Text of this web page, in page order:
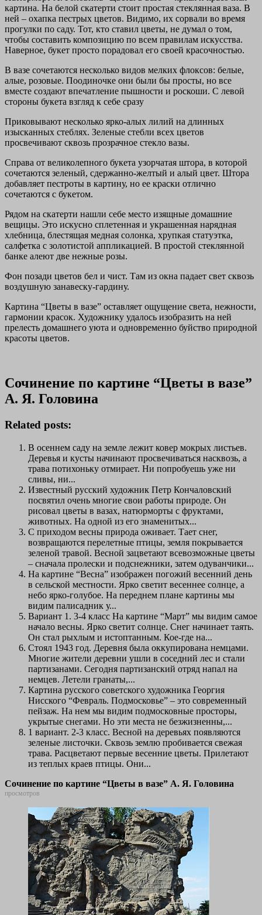
картина. На белой скатерти стоит простая стеклянная ваза. В
ней – охапка пестрых цветов. Видимо, их сорвали во время
прогулки по саду. Тот, кто ставил цветы, не думал о том,
чтобы составить композицию по всем правилам искусства.
Наверное, букет просто порадовал его своей красочностью.
В вазе сочетаются несколько видов мелких флоксов: белые,
алые, розовые. Поодиночке они были бы просты, но все
вместе создают впечатление пышности и роскоши. С левой
стороны букета взгляд к себе сразу
Приковывают несколько ярко-алых лилий на длинных
изысканных стеблях. Зеленые стебли всех цветов
просвечивают сквозь прозрачное стекло вазы.
Справа от великолепного букета узорчатая штора, в которой
сочетаются зеленый, сдержанно-желтый и алый цвет. Штора
добавляет пестроты в картину, но ее краски отлично
сочетаются с букетом.
Рядом на скатерти нашли себе место изящные домашние
вещицы. Это искусно сплетенная и украшенная нарядная
хлебница, блестящая медная солонка, хрупкая статуэтка,
салфетка с золотистой аппликацией. В простой стеклянной
банке алеют две нежные розы.
Фон позади цветов бел и чист. Там из окна падает свет сквозь
воздушную занавеску-гардину.
Картина “Цветы в вазе” оставляет ощущение света, нежности,
гармонии красок. Художнику удалось изобразить на ней
прелесть домашнего уюта и одновременно буйство природной
красоты цветов.
Сочинение по картине “Цветы в вазе”
А. Я. Головина
Related posts:
В осеннем саду на земле лежит ковер мокрых листьев.
Деревья и кусты начинают просвечиваться насквозь, а
трава потихоньку отмирает. Ни попробуешь уже ни
сливы, ни...
Известный русский художник Петр Кончаловский
посвятил очень многие свои работы природе. Он
рисовал цветы в вазах, натюрморты с фруктами,
животных. На одной из его знаменитых...
С приходом весны природа оживает. Тает снег,
возвращаются перелетные птицы, земля покрывается
зеленой травой. Весной зацветают всевозможные цветы
– сначала пролески и подснежники, затем одуванчики...
На картине “Весна” изображен погожий весенний день
в сельской местности. Ярко светит весеннее солнце, а
небо ярко-голубое. На переднем плане картины мы
видим палисадник у...
Вариант 1. 3-4 класс На картине “Март” мы видим самое
начало весны. Ярко светит солнце. Снег начинает таять.
Он стал рыхлым и истоптанным. Кое-где на...
Стоял 1943 год. Деревня была оккупирована немцами.
Многие жители деревни ушли в соседний лес и стали
партизанами. Сегодня партизанский отряд напал на
немцев. Летели гранаты,...
Картина русского советского художника Георгия
Нисского “Февраль. Подмосковье” – это современный
пейзаж. На нем мы видим подмосковные просторы,
укрытые снегами. Но эти места не безжизненны,...
1 вариант. 2-3 класс. Весной на деревьях появляются
зеленые листочки. Сквозь землю пробивается свежая
трава. Расцветают первые весенние цветы. Прилетают
из теплых краев птицы. Они...
Сочинение по картине “Цветы в вазе” А. Я. Головина
просмотров